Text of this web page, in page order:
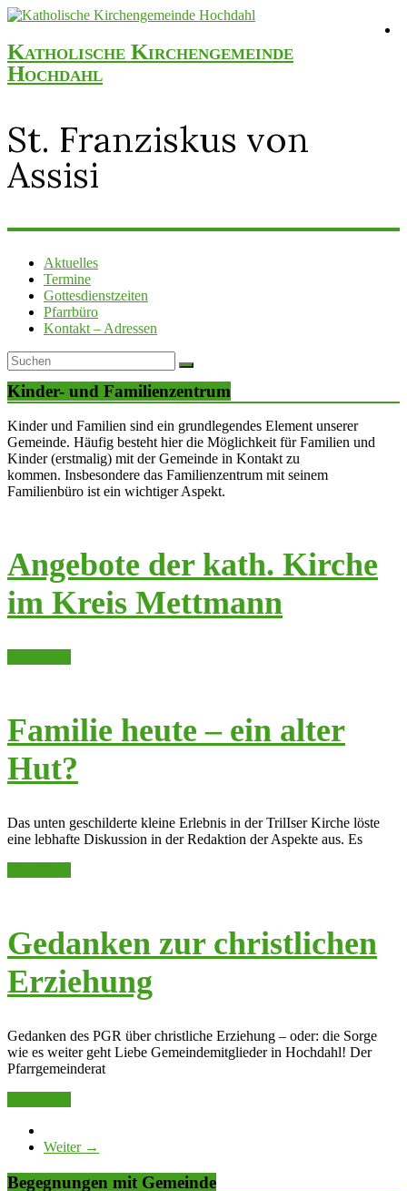
Katholische Kirchengemeinde
Hochdahl
St. Franziskus von
Assisi
Aktuelles
Termine
Gottesdienstzeiten
Pfarrbüro
Kontakt – Adressen
Kinder- und Familienzentrum
Kinder und Familien sind ein grundlegendes Element unserer
Gemeinde. Häufig besteht hier die Möglichkeit für Familien und
Kinder (erstmalig) mit der Gemeinde in Kontakt zu
kommen. Insbesondere das Familienzentrum mit seinem
Familienbüro ist ein wichtiger Aspekt.
Angebote der kath. Kirche
im Kreis Mettmann
Familie heute – ein alter
Hut?
Das unten geschilderte kleine Erlebnis in der TrilIser Kirche löste
eine lebhafte Diskussion in der Redaktion der Aspekte aus. Es
Gedanken zur christlichen
Erziehung
Gedanken des PGR über christliche Erziehung – oder: die Sorge
wie es weiter geht Liebe Gemeindemitglieder in Hochdahl! Der
Pfarrgemeinderat
Weiter →
Begegnungen mit Gemeinde